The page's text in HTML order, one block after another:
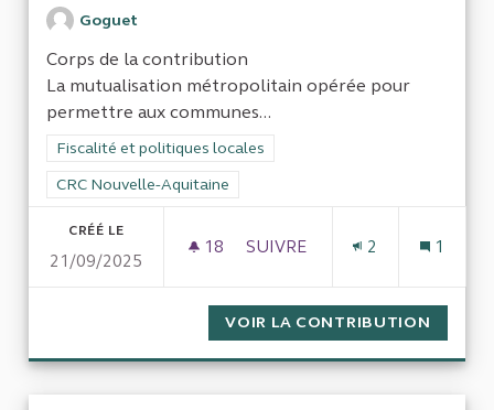
Goguet
Corps de la contribution
La mutualisation métropolitain opérée pour
permettre aux communes...
Filtrer les résultats de la catégorie : Fiscalité et politiques
Fiscalité et politiques locales
Filtrer les résultats pour le secteur : CRC Nouvelle-Aquitaine
CRC Nouvelle-Aquitaine
CRÉÉ LE
21/09/2025
18 18 ABONNÉS
SUIVRE
2 1
VOIR LA CONTRIBUTION